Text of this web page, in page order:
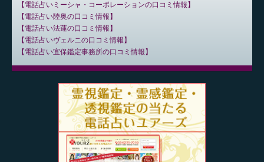
電話占いミーシャ・コーポレーションの口コミ情報
電話占い陸奥の口コミ情報
電話占い法蓮の口コミ情報
電話占いヴェルニの口コミ情報
電話占い宜保鑑定事務所の口コミ情報